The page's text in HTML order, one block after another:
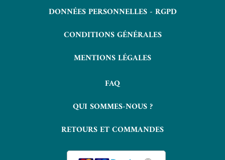
DONNÉES PERSONNELLES - RGPD
CONDITIONS GÉNÉRALES
MENTIONS LÉGALES
FAQ
QUI SOMMES-NOUS ?
RETOURS ET COMMANDES